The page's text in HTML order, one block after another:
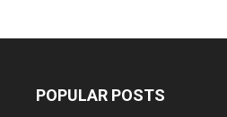
POPULAR POSTS